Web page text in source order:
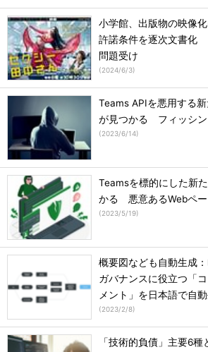
小学館、出版物の映像
許諾条件を逐次文書化
問題受け
(2024/6/3)
Teams APIを悪用する
が見つかる フィッシン
(2023/6/14)
Teamsを標的にした新
かる 悪意あるWebペー
(2023/5/19)
概要図なども自動生成
ガバナンスに役立つ「
メント」を日本語で自
(2023/2/8)
「技術的負債」主要6